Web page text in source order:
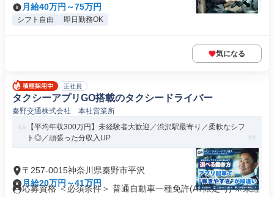
月給40万円～75万円
シフト自由 即日勤務OK
気になる
正社員
タクシーアプリGO搭載のタクシードライバー
秦野交通株式会社 本社営業所
【平均年収300万円】未経験者大歓迎／渋沢駅最寄り／柔軟なシフ
ト◎／頑張った分収入UP
〒257-0015神奈川県秦野市平沢
月給20万円～41万円
応募資格 ＜必須条件＞ 普通自動車一種免許(AT限定可) ※未経